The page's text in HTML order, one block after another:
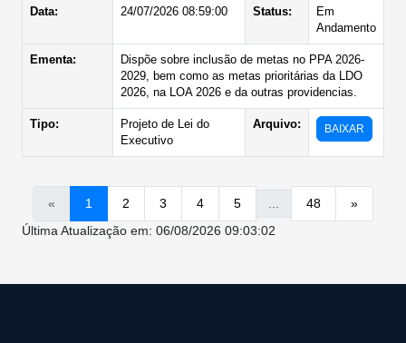
Data: 24/07/2026 08:59:00 Status:
Em
Andamento
Ementa:
Dispõe sobre inclusão de metas no PPA 2026-
2029, bem como as metas prioritárias da LDO
2026, na LOA 2026 e da outras providencias.
Tipo:
Projeto de Lei do
Executivo
Arquivo: BAIXAR
« 1 2 3 4 5 48
»
Última Atualização em: 06/08/2026 09:03:02